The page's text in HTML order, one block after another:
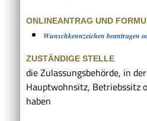
ONLINEANTRAG UND
Wunschkennzeichen beantragen
ZUSTÄNDIGE STELLE
die Zulassungsbehörde, in
Hauptwohnsitz, Betriebssitz
haben